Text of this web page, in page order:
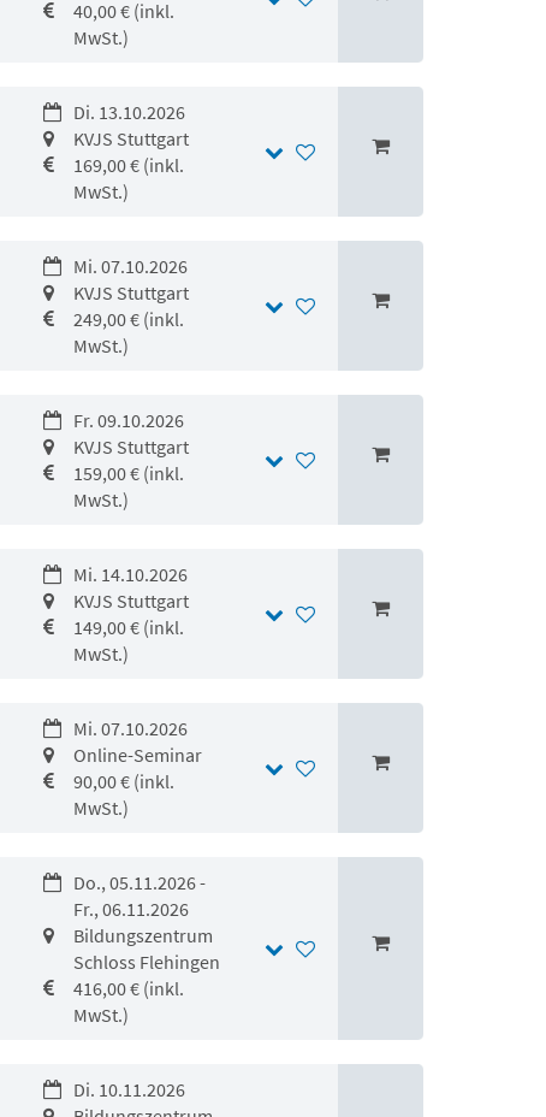
40,00 € (inkl.
MwSt.)
Di. 13.10.2026
KVJS Stuttgart
169,00 € (inkl.
MwSt.)
Mi. 07.10.2026
KVJS Stuttgart
249,00 € (inkl.
MwSt.)
Fr. 09.10.2026
KVJS Stuttgart
159,00 € (inkl.
MwSt.)
Mi. 14.10.2026
KVJS Stuttgart
149,00 € (inkl.
MwSt.)
Mi. 07.10.2026
Online-Seminar
90,00 € (inkl.
MwSt.)
Do., 05.11.2026 -
Fr., 06.11.2026
Bildungszentrum
Schloss Flehingen
416,00 € (inkl.
MwSt.)
Di. 10.11.2026